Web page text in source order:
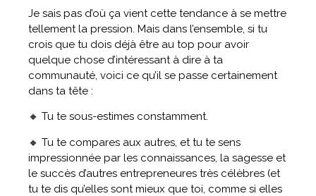
Je sais pas d’où ça vient cette tendance à se mettre
tellement la pression. Mais dans l’ensemble, si tu
crois que tu dois déjà être au top pour avoir
quelque chose d’intéressant à dire à ta
communauté, voici ce qu’il se passe certainement
dans ta tête :
🔸 Tu te sous-estimes constamment.
🔸 Tu te compares aux autres, et tu te sens
impressionnée par les connaissances, la sagesse et
le succès d’autres entrepreneures très célèbres (et
tu te dis qu’elles sont mieux que toi, comme si elles